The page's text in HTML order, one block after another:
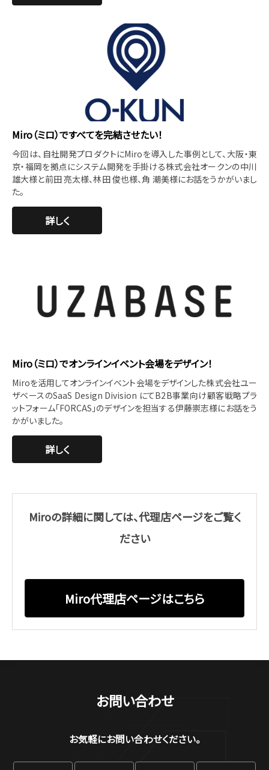
Miro（ミロ）ですべてを完結させたい！
今回は、自社開発プロダクトにMiroを導入した事例として、大阪・東
京・福岡を拠点にシステム開発を手掛ける株式会社オークンの中川
雄大様と前田 亮太様、林田 俊也様、角 潮美様にお話をうかがいまし
た。
詳しく
Miro（ミロ）でオンラインイベント会場をデザイン！
Miroを活用してオンラインイベント会場をデザインした株式会社ユー
ザベースのSaaS Design Division にてB2B事業向け顧客戦略プラ
ットフォーム「FORCAS」のデザインを担当する伊藤崇志様にお話をう
かがいました。
詳しく
Miroの詳細に関しては、代理店ページをご覧く
ださい
Miro代理店ページはこちら
お問い合わせ
お気軽にお問い合わせください。